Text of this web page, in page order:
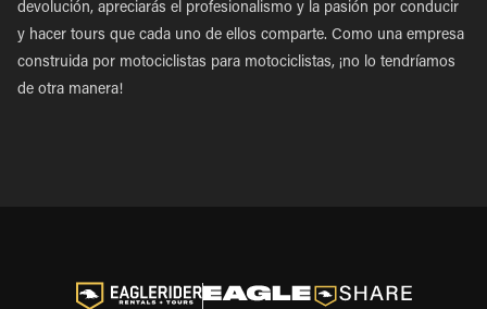
devolución, apreciarás el profesionalismo y la pasión por conducir
y hacer tours que cada uno de ellos comparte. Como una empresa
construida por motociclistas para motociclistas, ¡no lo tendríamos
de otra manera!